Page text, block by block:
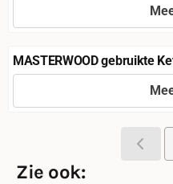
MASTERWOOD gebruikte
340, CE, Nr. 383
Zie ook: